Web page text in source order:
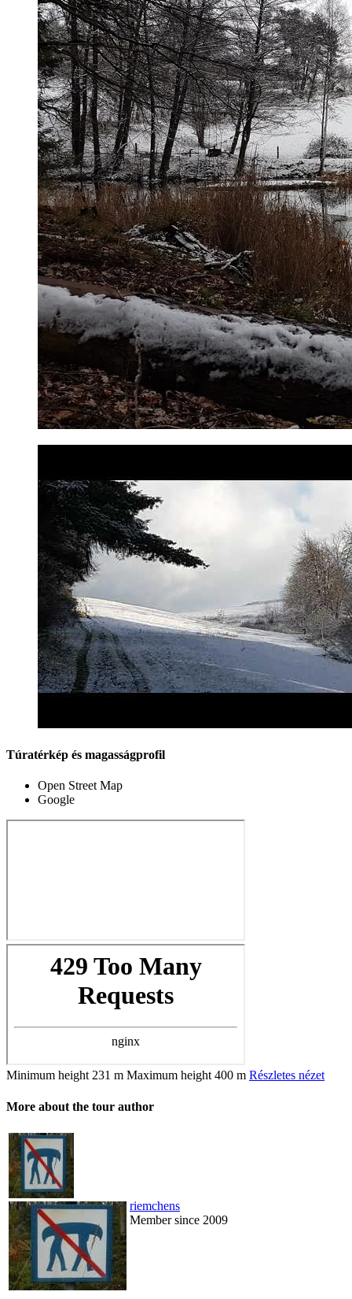
Túratérkép és magasságprofil
Open Street Map
Google
Minimum height 231 m Maximum height 400 m Részletes nézet
More about the tour author
riemchens
Member since 2009